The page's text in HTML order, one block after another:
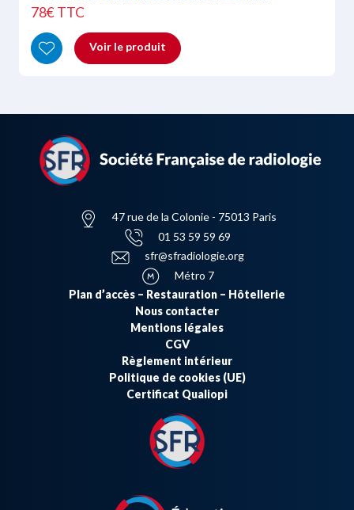
78€ TTC
Voir le produit
47 rue de la Colonie - 75013 Paris
01 53 59 59 69
sfr@sfradiologie.org
Métro 7
Plan d’accès – Restauration – Hôtellerie
Nous contacter
Mentions légales
CGV
Règlement intérieur
Politique de cookies (UE)
Certificat Qualiopi